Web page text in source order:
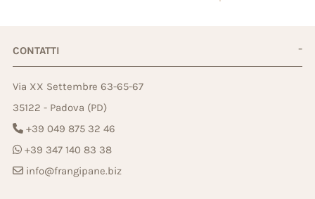
CONTATTI
Via XX Settembre 63-65-67
35122 - Padova (PD)
+39 049 875 32 46
+39 347 140 83 38
info@frangipane.biz